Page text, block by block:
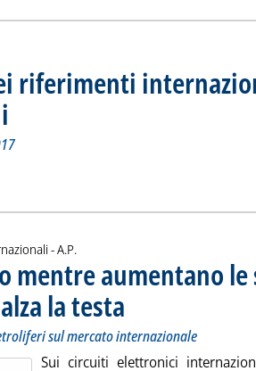
riferimenti
'Variazioni dei riferimenti
alla notizia
-di:
A.P.
mentre aumentano le
la testa
sul mercato internazionale
Sui circuiti elettronici